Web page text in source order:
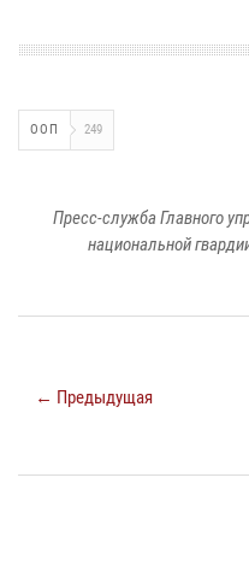
ООП 249
Пресс-служба Главного
национальной
← Предыдущая